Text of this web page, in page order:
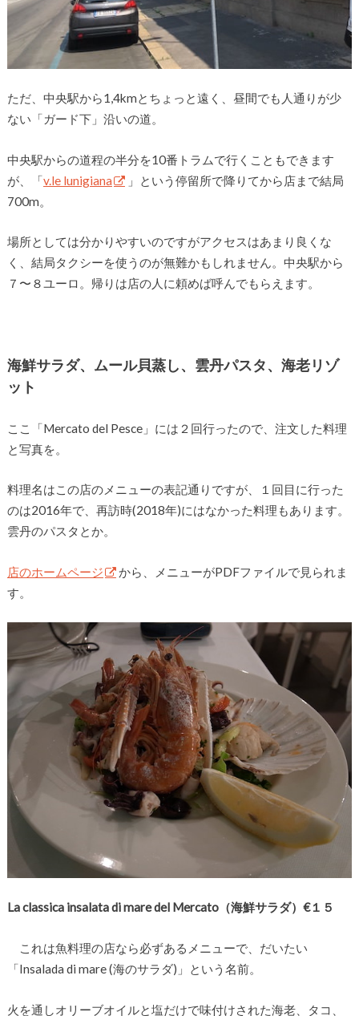
ただ、中央駅から1,4kmとちょっと遠く、昼間でも人通りが少
ない「ガード下」沿いの道。
中央駅からの道程の半分を10番トラムで行くこともできます
が、「v.le lunigiana
」という停留所で降りてから店まで結局
700m。
場所としては分かりやすいのですがアクセスはあまり良くな
く、結局タクシーを使うのが無難かもしれません。中央駅から
７〜８ユーロ。帰りは店の人に頼めば呼んでもらえます。
海鮮サラダ、ムール貝蒸し、雲丹パスタ、海老リゾ
ット
ここ「Mercato del Pesce」には２回行ったので、注文した料理
と写真を。
料理名はこの店のメニューの表記通りですが、１回目に行った
のは2016年で、再訪時(2018年)にはなかった料理もあります。
雲丹のパスタとか。
店のホームページ
から、メニューがPDFファイルで見られま
す。
La classica insalata di mare del Mercato（海鮮サラダ）€１５
これは魚料理の店なら必ずあるメニューで、だいたい
「Insalada di mare (海のサラダ)」という名前。
火を通しオリーブオイルと塩だけで味付けされた海老、タコ、